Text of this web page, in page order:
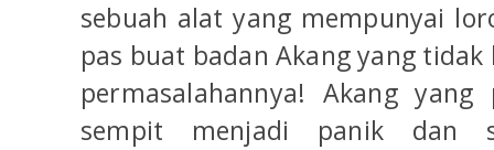
sebuah alat yang mempunyai
pas buat badan Akang yang
permasalahannya! Akang
sempit menjadi panik dan